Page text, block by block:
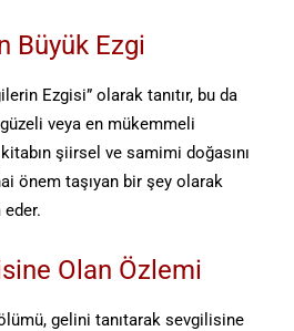
Büyük Ezgi
Ezgisi” olarak tanıtır, bu da
veya en mükemmeli
şiirsel ve samimi doğasını
önem taşıyan bir şey olarak
Olan Özlemi
gelini tanıtarak sevgilisine